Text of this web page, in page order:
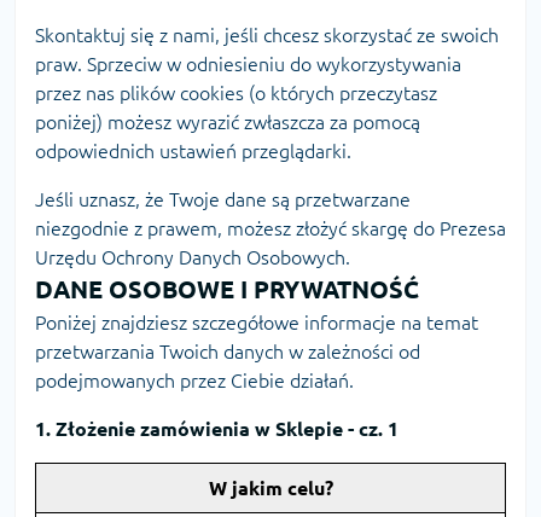
Skontaktuj się z nami, jeśli chcesz skorzystać ze swoich
praw. Sprzeciw w odniesieniu do wykorzystywania
przez nas plików cookies (o których przeczytasz
poniżej) możesz wyrazić zwłaszcza za pomocą
odpowiednich ustawień przeglądarki.
Jeśli uznasz, że Twoje dane są przetwarzane
niezgodnie z prawem, możesz złożyć skargę do Prezesa
Urzędu Ochrony Danych Osobowych.
DANE OSOBOWE I PRYWATNOŚĆ
Poniżej znajdziesz szczegółowe informacje na temat
przetwarzania Twoich danych w zależności od
podejmowanych przez Ciebie działań.
1. Złożenie zamówienia w Sklepie - cz. 1
W jakim celu?